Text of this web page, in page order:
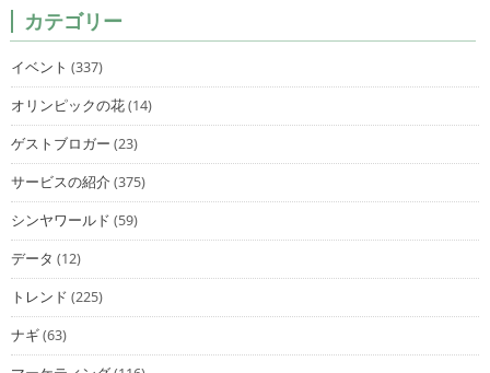
カテゴリー
イベント (337)
オリンピックの花(14)
ゲストブロガー (23)
サービスの紹介(375)
シンヤワールド (59)
データ (12)
トレンド (225)
ナギ(63)